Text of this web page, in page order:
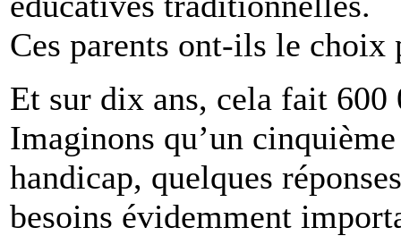
Ces parents ont-ils le choix
Et sur dix ans, cela fait 600
Imaginons qu’un
handicap, quelques
besoins évidemment